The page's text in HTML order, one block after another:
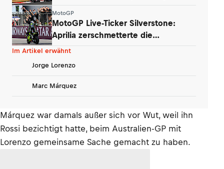
MotoGP
MotoGP Live-Ticker Silverstone:
Aprilia zerschmetterte die
Gegnerschaft
Im Artikel erwähnt
Jorge Lorenzo
Marc Márquez
Márquez war damals außer sich vor Wut, weil ihn
Rossi bezichtigt hatte, beim Australien-GP mit
Lorenzo gemeinsame Sache gemacht zu haben.